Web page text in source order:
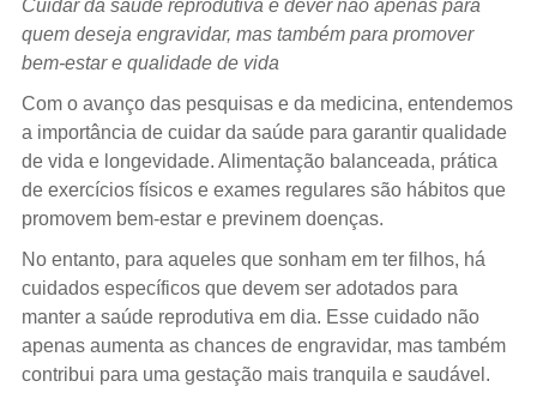
Cuidar da saúde reprodutiva é dever não apenas para
quem deseja engravidar, mas também para promover
bem-estar e qualidade de vida
Com o avanço das pesquisas e da medicina, entendemos
a importância de cuidar da saúde para garantir qualidade
de vida e longevidade. Alimentação balanceada, prática
de exercícios físicos e exames regulares são hábitos que
promovem bem-estar e previnem doenças.
No entanto, para aqueles que sonham em ter filhos, há
cuidados específicos que devem ser adotados para
manter a saúde reprodutiva em dia. Esse cuidado não
apenas aumenta as chances de engravidar, mas também
contribui para uma gestação mais tranquila e saudável.